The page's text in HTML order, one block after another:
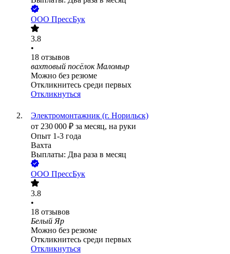
ООО ПрессБук
3.8
•
18 отзывов
вахтовый посёлок Маломыр
Можно без резюме
Откликнитесь среди первых
Откликнуться
Электромонтажник (г. Норильск)
от 230 000 ₽ за месяц, на руки
Опыт 1-3 года
Вахта
Выплаты: Два раза в месяц
ООО ПрессБук
3.8
•
18 отзывов
Белый Яр
Можно без резюме
Откликнитесь среди первых
Откликнуться